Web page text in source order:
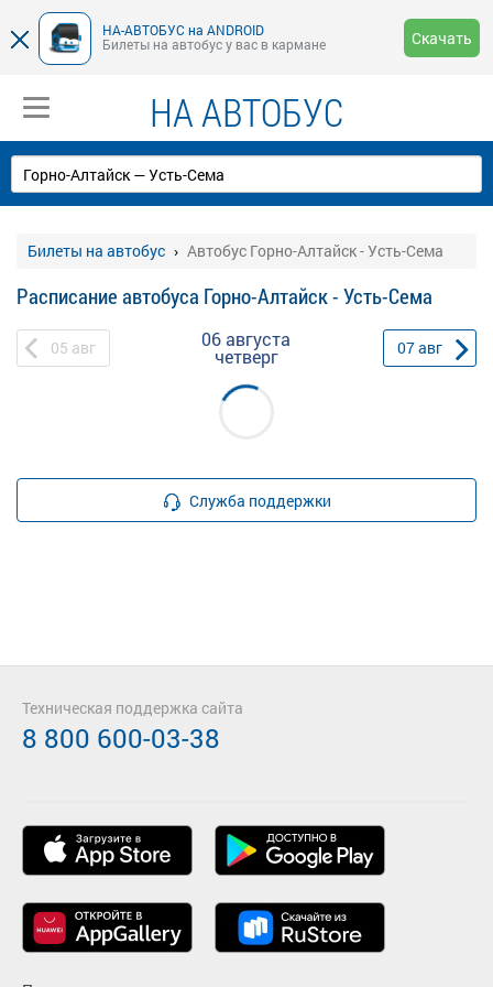
НА-АВТОБУС на ANDROID
Билеты на автобус у вас в кармане
Скачать
НА АВТОБУС
Билеты на автобус Автобус Горно-Алтайск - Усть-Сема
Расписание автобуса Горно-Алтайск - Усть-Сема
05 авг 06 августа
четверг 07авг
Служба поддержки
Техническая поддержка сайта
8 800 600-03-38